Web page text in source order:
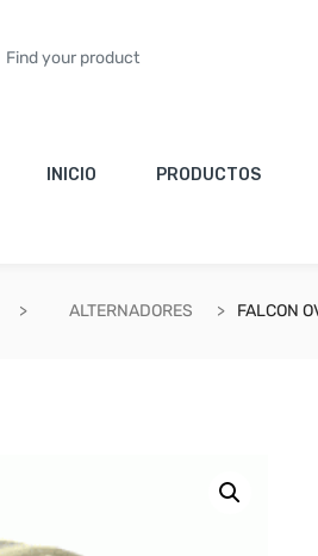
INICIO PRODUCTOS
ALTERNADORES FALCON